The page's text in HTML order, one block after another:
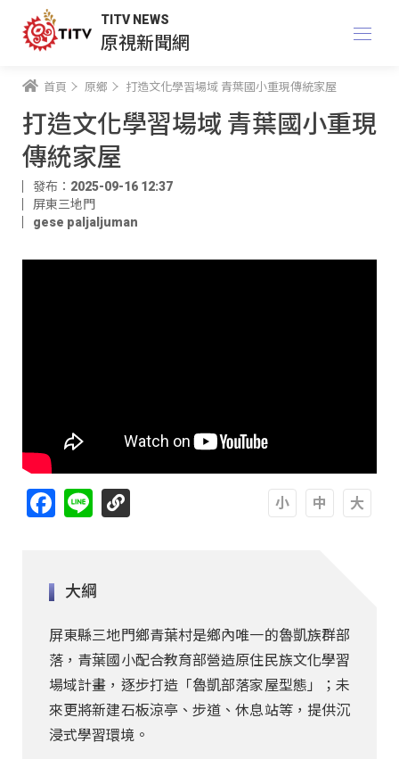
TITV NEWS
原視新聞網
首頁 原鄉 打造文化學習場域 青葉國小重現傳統家屋
打造文化學習場域 青葉國小重現
傳統家屋
發布：2025-09-16 12:37
屏東三地門
gese paljaljuman
Facebook
Line
大綱
屏東縣三地門鄉青葉村是鄉內唯一的魯凱族群部
落，青葉國小配合教育部營造原住民族文化學習
場域計畫，逐步打造「魯凱部落家屋型態」；未
來更將新建石板涼亭、步道、休息站等，提供沉
浸式學習環境。